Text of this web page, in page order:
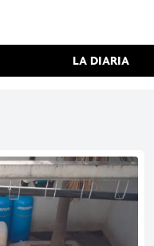
LA DIARIA